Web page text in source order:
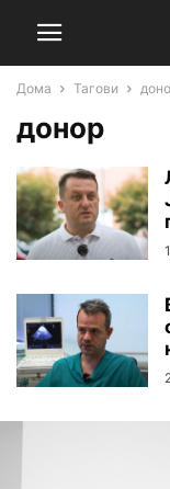
Дома Тагови
донор